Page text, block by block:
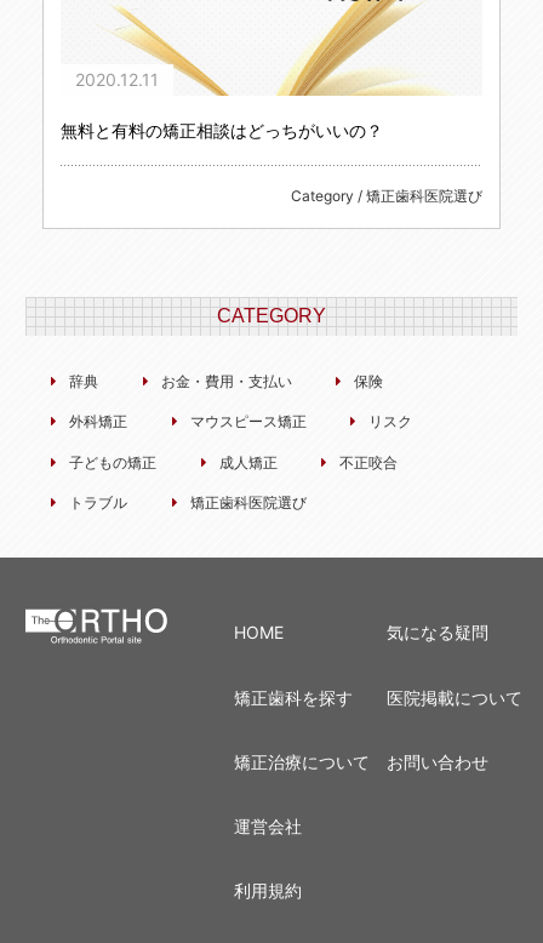
2020.12.11
無料と有料の矯正相談はどっちがいいの？
Category / 矯正歯科医院選び
CATEGORY
辞典 お金・費用・支払い 保険
外科矯正 マウスピース矯正 リスク
子どもの矯正 成人矯正 不正咬合
トラブル 矯正歯科医院選び
HOME
矯正歯科を探す
矯正治療について
気になる疑問
医院掲載について
お問い合わせ
運営会社
利用規約